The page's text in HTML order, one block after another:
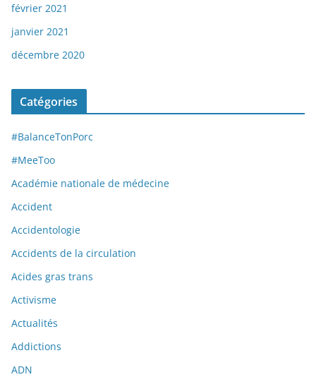
février 2021
janvier 2021
décembre 2020
Catégories
#BalanceTonPorc
#MeeToo
Académie nationale de médecine
Accident
Accidentologie
Accidents de la circulation
Acides gras trans
Activisme
Actualités
Addictions
ADN